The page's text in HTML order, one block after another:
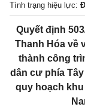
Tình trạng hiệu lực:
Quyết định
Thanh Hóa về
thành công
dân cư phía
quy hoạch